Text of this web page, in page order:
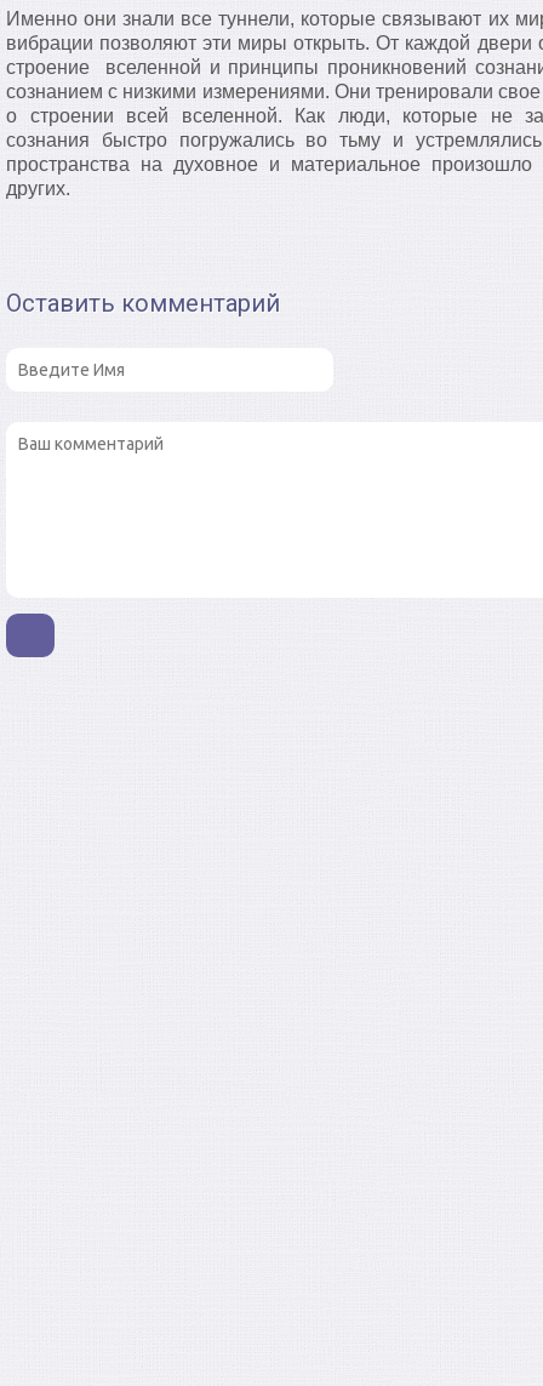
Именно они знали все туннели, которые связывают их
вибрации позволяют эти миры открыть. От каждой двери
строение вселенной и принципы проникновений
сознанием с низкими измерениями. Они тренировали
о строении всей вселенной. Как люди, которые не
сознания быстро погружались во тьму и
пространства на духовное и материальное
других.
Оставить комментарий